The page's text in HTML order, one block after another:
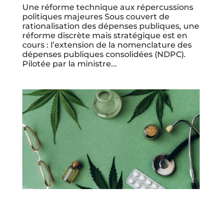
Une réforme technique aux répercussions
politiques majeures Sous couvert de
rationalisation des dépenses publiques, une
réforme discrète mais stratégique est en
cours : l’extension de la nomenclature des
dépenses publiques consolidées (NDPC).
Pilotée par la ministre...